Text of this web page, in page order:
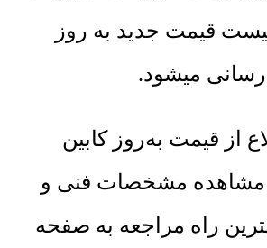
لیست قیمت جدید به روز
رسانی میشود.
از قیمت به‌روز کابین
مشاهده مشخصات فنی و
راه مراجعه به صفحه